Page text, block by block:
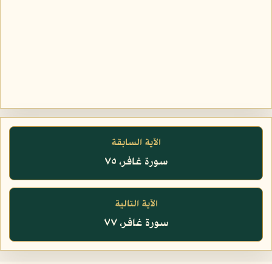
الآية السابقة
سورة غافر، ٧٥
الآية التالية
سورة غافر، ٧٧